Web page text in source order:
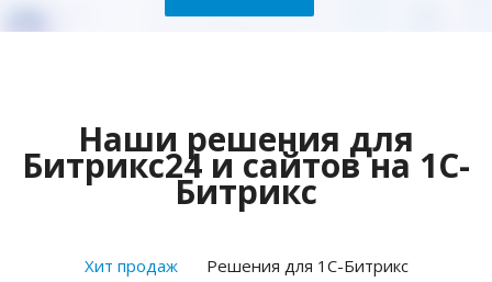
Наши решения для
Битрикс24 и сайтов на 1С-
Битрикс
Хит продаж Решения для 1С-Битрикс